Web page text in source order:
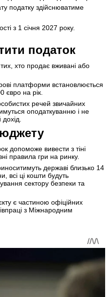
податку здійснюватиме
з 1 січня 2027 року.
податок
хто продає вживані або
платформи встановлюється
євро на рік.
речей звичайних
оподаткуванню і не
допоможе вивести з тіні
правила гри на ринку.
державі близько 14
всі ці кошти будуть
сектору безпеки та
є частиною офіційних
з Міжнародним